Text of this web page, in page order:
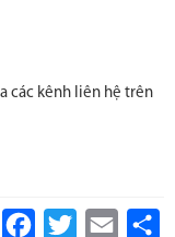
các kênh liên hệ trên
Facebook
Twitter Email